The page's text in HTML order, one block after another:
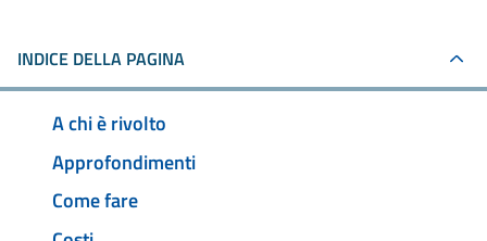
INDICE DELLA PAGINA
A chi è rivolto
Approfondimenti
Come fare